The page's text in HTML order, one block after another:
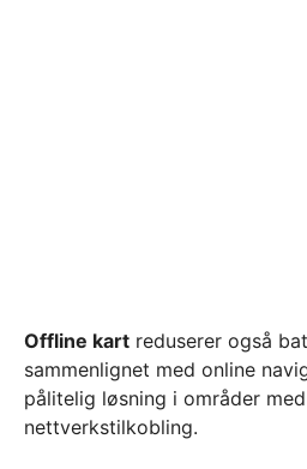
Offline kart reduserer også
sammenlignet med online
pålitelig løsning i områder
nettverkstilkobling.